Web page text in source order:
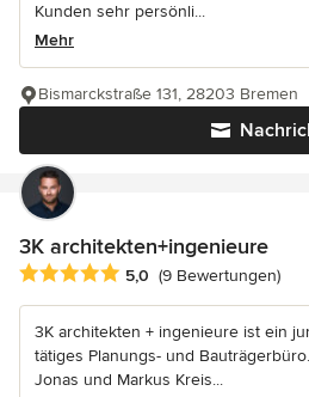
Kunden sehr persönli...
Mehr
Bismarckstraße 131, 28203 Bremen
3K architekten+ingenieure
Durchschnittliche Bewertung: 5
5,0 (9 Bewertungen)
3K architekten + ingenieure ist ein
tätiges Planungs- und
Jonas und Markus Kreis...